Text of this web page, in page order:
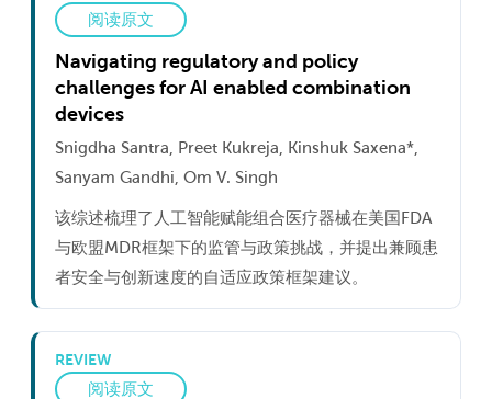
阅读原文
Navigating regulatory and policy
challenges for AI enabled combination
devices
Snigdha Santra, Preet Kukreja, Kinshuk Saxena*,
Sanyam Gandhi, Om V. Singh
该综述梳理了人工智能赋能组合医疗器械在美国FDA
与欧盟MDR框架下的监管与政策挑战，并提出兼顾患
者安全与创新速度的自适应政策框架建议。
REVIEW
阅读原文